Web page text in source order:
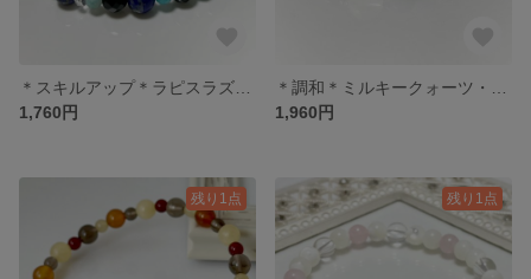
1,760円
1,960円
残り1点 残り1点